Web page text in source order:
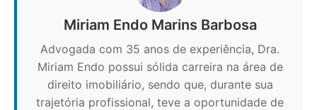
Miriam Endo Marins Barbosa
Advogada com 35 anos de experiência, Dra.
Miriam Endo possui sólida carreira na área de
direito imobiliário, sendo que, durante sua
trajetória profissional, teve a oportunidade de